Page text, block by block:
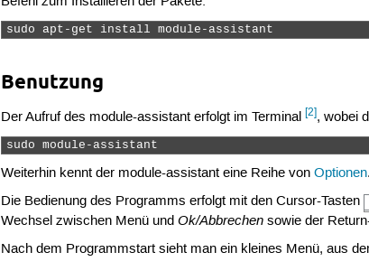
sudo apt-get install module-assistant
Benutzung
Der Aufruf des module-assistant erfolgt im Terminal[2], wobei
sudo module-assistant
Weiterhin kennt der module-assistant eine Reihe vonOptionen.
Die Bedienung des Programms erfolgt mit den Cursor-Tasten
Wechsel zwischen Menü undOk/Abbrechen sowie der
Nach dem Programmstart sieht man ein kleines Menü, aus